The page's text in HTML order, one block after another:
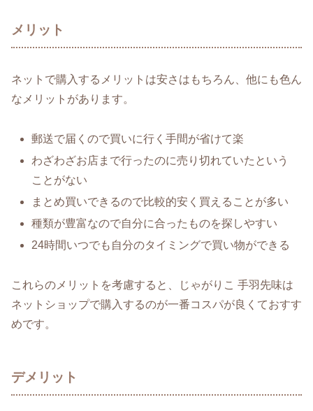
メリット
ネットで購入するメリットは安さはもちろん、他にも色ん
なメリットがあります。
郵送で届くので買いに行く手間が省けて楽
わざわざお店まで行ったのに売り切れていたという
ことがない
まとめ買いできるので比較的安く買えることが多い
種類が豊富なので自分に合ったものを探しやすい
24時間いつでも自分のタイミングで買い物ができる
これらのメリットを考慮すると、じゃがりこ 手羽先味は
ネットショップで購入するのが一番コスパが良くておすす
めです。
デメリット